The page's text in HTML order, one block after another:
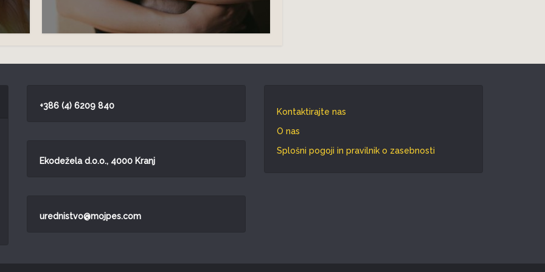
+386 (4) 6209 840
Ekodežela d.o.o., 4000 Kranj
urednistvo@mojpes.com
Kontaktirajte nas
O nas
Splošni pogoji in pravilnik o zasebnosti